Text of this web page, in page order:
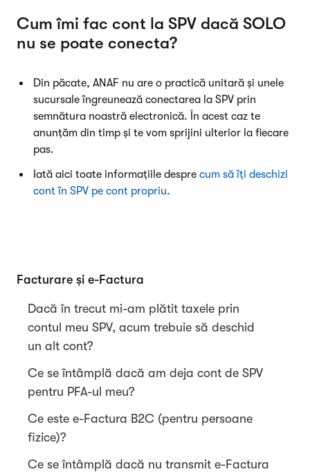
Cum îmi fac cont la SPV dacă SOLO
nu se poate conecta?
Din păcate, ANAF nu are o practică unitară și unele
sucursale îngreunează conectarea la SPV prin
semnătura noastră electronică. În acest caz te
anunțăm din timp și te vom sprijini ulterior la fiecare
pas.
Iată aici toate informațiile despre cum să îți deschizi
cont în SPV pe cont propriu.
Facturare și e-Factura
Dacă în trecut mi-am plătit taxele prin
contul meu SPV, acum trebuie să deschid
un alt cont?
Ce se întâmplă dacă am deja cont de SPV
pentru PFA-ul meu?
Ce este e-Factura B2C (pentru persoane
fizice)?
Ce se întâmplă dacă nu transmit e-Factura